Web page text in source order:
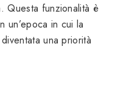
Questa funzionalità è
un’epoca in cui la
una priorità